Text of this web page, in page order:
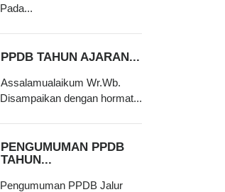
Pada...
PPDB TAHUN AJARAN...
Assalamualaikum Wr.Wb.
Disampaikan dengan hormat...
PENGUMUMAN PPDB
TAHUN...
Pengumuman PPDB Jalur